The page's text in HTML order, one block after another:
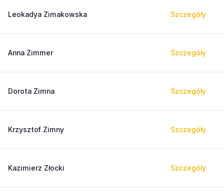
Leokadya Zimakowska Szczegóły
Anna Zimmer Szczegóły
Dorota Zimna Szczegóły
Krzysztof Zimny Szczegóły
Kazimierz Złocki Szczegóły